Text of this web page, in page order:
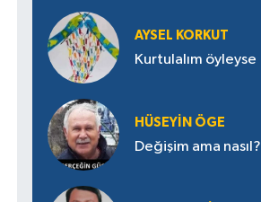
AYSEL KORKUT
Kurtulalım öyleyse
HÜSEYIN ÖGE
Değişim ama nasıl?